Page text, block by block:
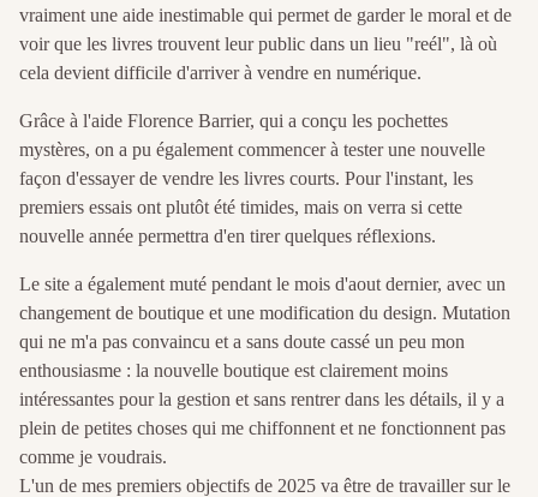
vraiment une aide inestimable qui permet de garder le moral et de
voir que les livres trouvent leur public dans un lieu "reél", là où
cela devient difficile d'arriver à vendre en numérique.
Grâce à l'aide Florence Barrier, qui a conçu les pochettes
mystères, on a pu également commencer à tester une nouvelle
façon d'essayer de vendre les livres courts. Pour l'instant, les
premiers essais ont plutôt été timides, mais on verra si cette
nouvelle année permettra d'en tirer quelques réflexions.
Le site a également muté pendant le mois d'aout dernier, avec un
changement de boutique et une modification du design. Mutation
qui ne m'a pas convaincu et a sans doute cassé un peu mon
enthousiasme : la nouvelle boutique est clairement moins
intéressantes pour la gestion et sans rentrer dans les détails, il y a
plein de petites choses qui me chiffonnent et ne fonctionnent pas
comme je voudrais.
L'un de mes premiers objectifs de 2025 va être de travailler sur le